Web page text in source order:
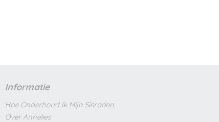
Informatie
Hoe Onderhoud Ik Mijn Sieraden.
Over Annelies